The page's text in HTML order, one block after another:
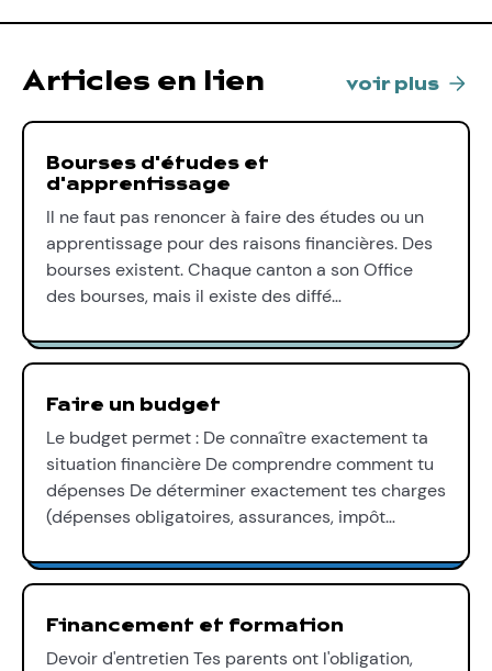
Articles en lien voir plus
Bourses d'études et
d'apprentissage
Il ne faut pas renoncer à faire des études ou un
apprentissage pour des raisons financières. Des
bourses existent. Chaque canton a son Office
des bourses, mais il existe des diffé…
Faire un budget
Le budget permet : De connaître exactement ta
situation financière De comprendre comment tu
dépenses De déterminer exactement tes charges
(dépenses obligatoires, assurances, impôt…
Financement et formation
Devoir d'entretien Tes parents ont l'obligation,